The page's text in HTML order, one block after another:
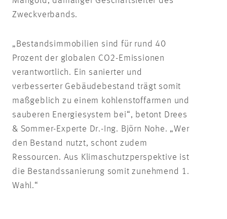
Zweckverbands.
„Bestandsimmobilien sind für rund 40
Prozent der globalen CO2-Emissionen
verantwortlich. Ein sanierter und
verbesserter Gebäudebestand trägt somit
maßgeblich zu einem kohlenstoffarmen und
sauberen Energiesystem bei“, betont Drees
& Sommer-Experte Dr.-Ing. Björn Nohe. „Wer
den Bestand nutzt, schont zudem
Ressourcen. Aus Klimaschutzperspektive ist
die Bestandssanierung somit zunehmend 1.
Wahl.“